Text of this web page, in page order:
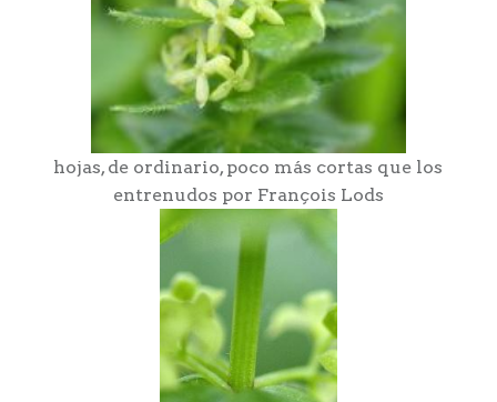
hojas, de ordinario, poco más cortas que los
entrenudos por François Lods